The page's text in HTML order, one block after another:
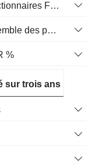
Flux de trésorerie libre pour les actionnaires FCFE, CAGR sur 2 ans
Flux de trésorerie libre pour l’ensemble des pourvoyeurs de fonds (créanciers et actionnaires) FCFF, CAGR sur 2 ans
%
sur trois ans